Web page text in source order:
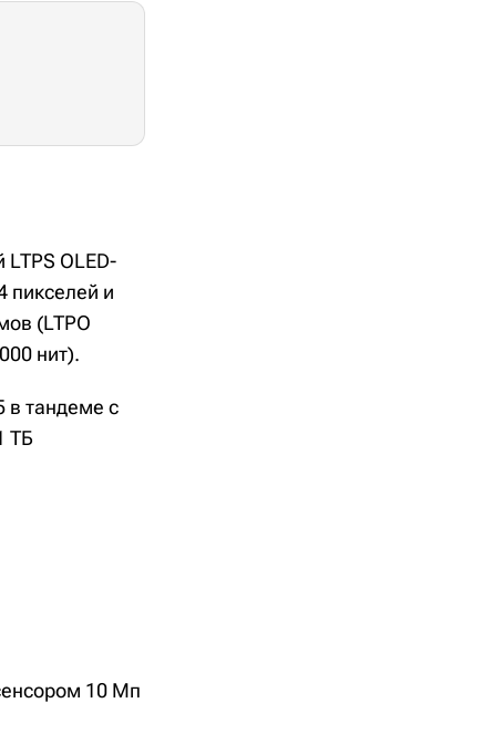
OLED-
пикселей и
(LTPO
нит).
в тандеме с
ТБ
10 Мп